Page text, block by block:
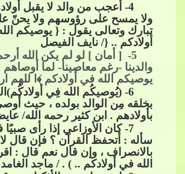
4- أعجب من والد لا يقبل
ولا يمسح على رؤوسهم ولا يحنّ
تبارك وتعالى يقول : { يوصيكم
أولادكم .. {/ نايف الفيصل
5- [ أمان ] لو لم يكن الله
والدينا -رغم معاصينا- لما أوصاهم
يوصيكم الله في أولادكم ﴾ا للهم
6- (يُوصيكُم الله فِي
بخلقه مِن الوالد بولده ، حيث
بأولادهم . ابن كثير رحمه الله/
7- كان الأوزاعي إذا رأى
سأله : أتحفظ القرآن ؟ فإن قال
بالانصراف ، وإن قال نعم قال :
الله في أولادكم .. ) . / ماجد